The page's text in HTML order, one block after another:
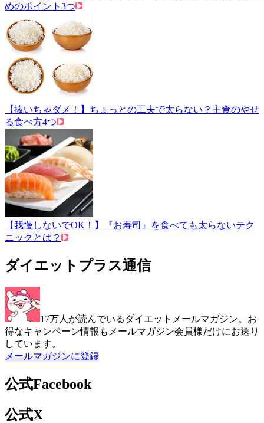
めのポイント3つ
【抜いちゃダメ！】ちょっとの工夫で太らない？主食のやせ
る食べ方4つ
【我慢しないでOK！】『お寿司』を食べても太らないテク
ニックとは？
ダイエットプラス通信
17万人が読んでいるダイエットメールマガジン。お
得なキャンペーン情報もメールマガジン会員様だけにお送り
しています。
メールマガジンに登録
公式Facebook
公式X